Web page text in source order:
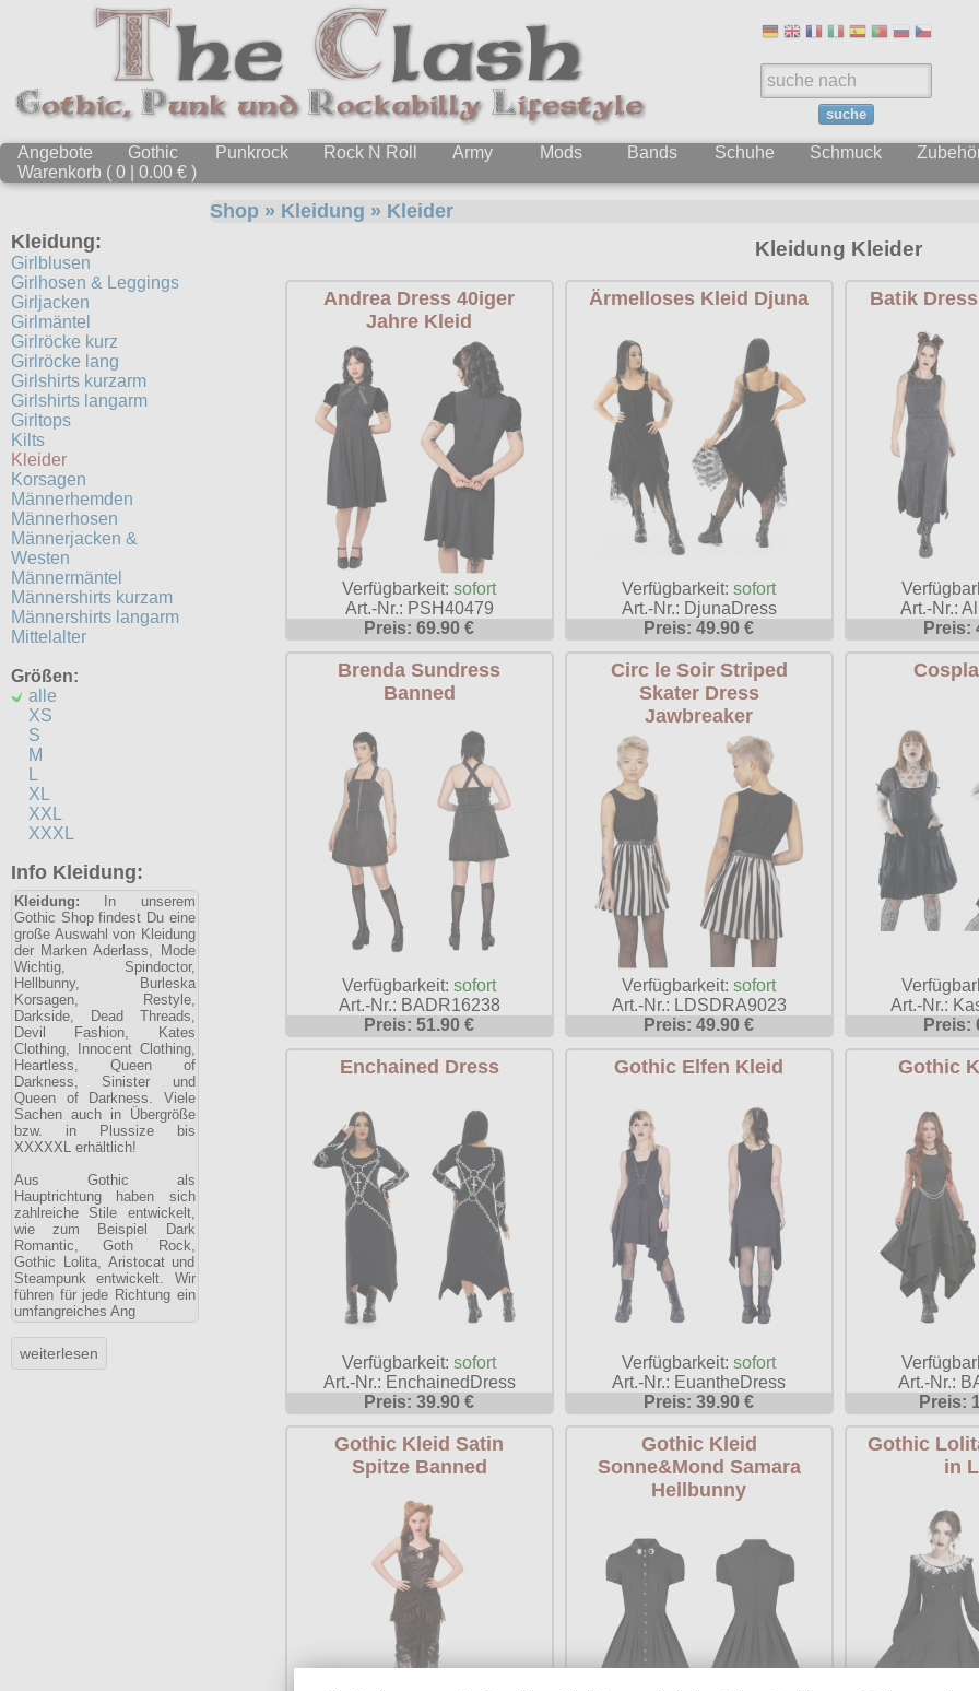
suche
Angebote Gothic Punkrock Rock N Roll Army Mods Bands Schuhe Schmuck
Warenkorb ( 0 | 0.00 € )
Kleidung:
Girlblusen
Girlhosen & Leggings
Girljacken
Girlmäntel
Girlröcke kurz
Girlröcke lang
Girlshirts kurzarm
Girlshirts langarm
Girltops
Kilts
Kleider
Korsagen
Männerhemden
Männerhosen
Männerjacken &
Westen
Männermäntel
Männershirts kurzam
Männershirts langarm
Mittelalter
Größen:
alle
XS
S
M
L
XL
XXL
XXXL
Info Kleidung:
Kleidung: In unserem
Gothic Shop findest Du eine
große Auswahl von Kleidung
der Marken Aderlass, Mode
Wichtig, Spindoctor,
Hellbunny, Burleska
Korsagen, Restyle,
Darkside, Dead Threads,
Devil Fashion, Kates
Clothing, Innocent Clothing,
Heartless, Queen of
Darkness, Sinister und
Queen of Darkness. Viele
Sachen auch in Übergröße
bzw. in Plussize bis
XXXXXL erhältlich!
Aus Gothic als
Hauptrichtung haben sich
zahlreiche Stile entwickelt,
wie zum Beispiel Dark
Romantic, Goth Rock,
Gothic Lolita, Aristocat und
Steampunk entwickelt. Wir
führen für jede Richtung ein
umfangreiches Ang
Shop » Kleidung » Kleider
Kleidung Kleider
Andrea Dress 40iger
Jahre Kleid
Verfügbarkeit:sofort
Art.-Nr.: PSH40479
Preis: 69.90 €
Ärmelloses Kleid Djuna
Verfügbarkeit:sofort
Art.-Nr.: DjunaDress
Preis: 49.90 €
Batik
Art.-Nr.:
Preis:
Brenda Sundress
Banned
Verfügbarkeit:sofort
Art.-Nr.: BADR16238
Preis: 51.90 €
Circ le Soir Striped
Skater Dress
Jawbreaker
Verfügbarkeit:sofort
Art.-Nr.: LDSDRA9023
Preis: 49.90 €
Art.-Nr.:
Preis:
Enchained Dress
Verfügbarkeit:sofort
Art.-Nr.: EnchainedDress
Preis: 39.90 €
Gothic Elfen Kleid
Verfügbarkeit:sofort
Art.-Nr.: EuantheDress
Preis: 39.90 €
Gothic
Art.-Nr.:
Preis:
Gothic Kleid Satin
Spitze Banned
Gothic Kleid
Sonne&Mond Samara
Hellbunny
Gothic
in